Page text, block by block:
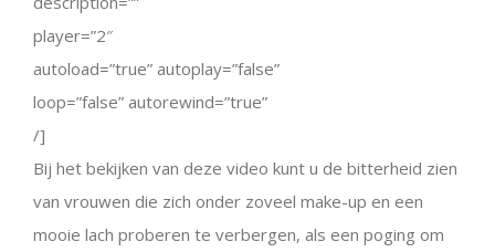
player=”2″
autoload=”true” autoplay=”false”
loop=”false” autorewind=”true”
/]
Bij het bekijken van deze video kunt u de bitterheid zien
van vrouwen die zich onder zoveel make-up en een
mooie lach proberen te verbergen, als een poging om